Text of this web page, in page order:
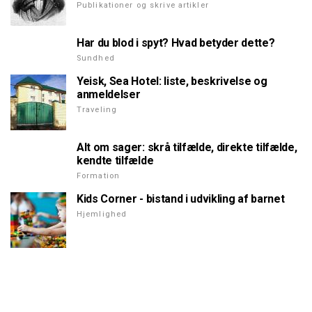
Publikationer og skrive artikler
Har du blod i spyt? Hvad betyder dette?
Sundhed
Yeisk, Sea Hotel: liste, beskrivelse og
anmeldelser
Traveling
Alt om sager: skrå tilfælde, direkte tilfælde,
kendte tilfælde
Formation
Kids Corner - bistand i udvikling af barnet
Hjemlighed